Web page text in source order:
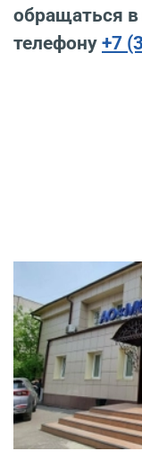
обращаться
телефону +7